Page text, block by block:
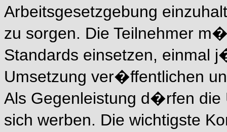
Arbeitsgesetzgebung
zu sorgen. Die Teilnehmer
Standards einsetzen, einmal
Umsetzung ver�ffentlichen
Als Gegenleistung d�rfen
sich werben. Die wichtigste